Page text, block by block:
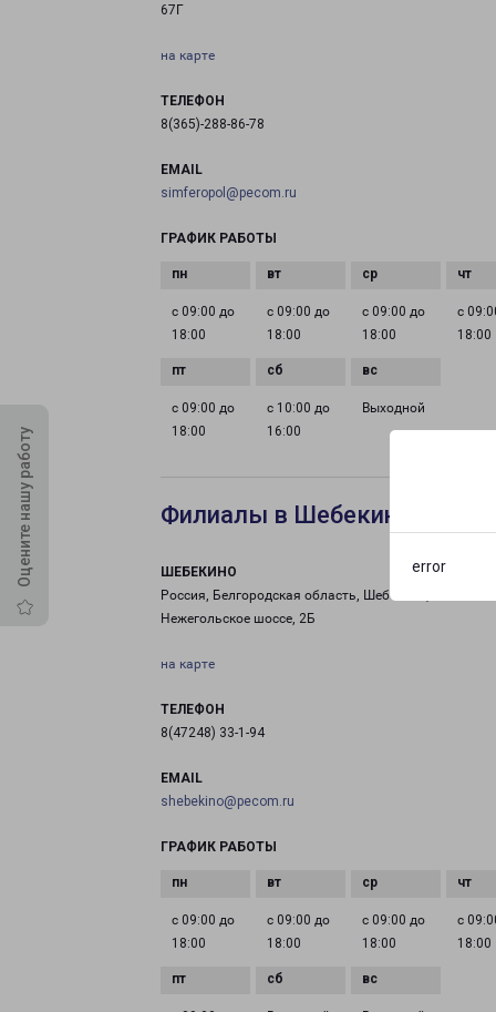
error
Оцените нашу работу
67Г
на карте
ТЕЛЕФОН
8(365)-288-86-78
EMAIL
simferopol@pecom.ru
ГРАФИК РАБОТЫ
с 09:00 до
18:00
с 09:00 до
18:00
с 09:00 до
18:00
с
18:00
с 09:00 до
18:00
с 10:00 до
16:00
Выходной
Филиалы в Шебекине
ШЕБЕКИНО
Россия, Белгородская область, Шебекино,
Нежегольское шоссе, 2Б
на карте
ТЕЛЕФОН
8(47248) 33-1-94
EMAIL
shebekino@pecom.ru
ГРАФИК РАБОТЫ
с 09:00 до
18:00
с 09:00 до
18:00
с 09:00 до
18:00
с
18:00